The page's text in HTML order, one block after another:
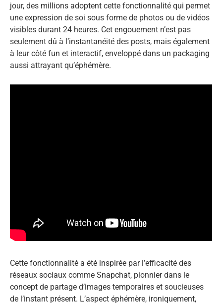
jour, des millions adoptent cette fonctionnalité qui permet
une expression de soi sous forme de photos ou de vidéos
visibles durant 24 heures. Cet engouement n’est pas
seulement dû à l’instantanéité des posts, mais également
à leur côté fun et interactif, enveloppé dans un packaging
aussi attrayant qu’éphémère.
Cette fonctionnalité a été inspirée par l’efficacité des
réseaux sociaux comme Snapchat, pionnier dans le
concept de partage d’images temporaires et soucieuses
de l’instant présent. L’aspect éphémère, ironiquement,